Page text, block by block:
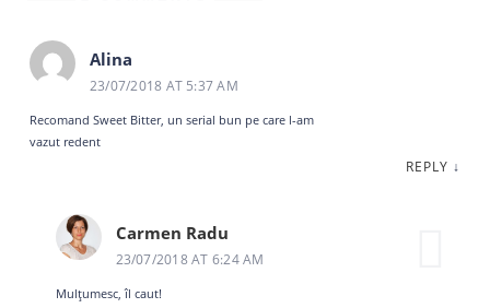
Alina
23/07/2018 AT 5:37 AM
Recomand Sweet Bitter, un serial bun pe care l-am
vazut redent
REPLY ↓
Carmen Radu
23/07/2018 AT 6:24 AM
Mulțumesc, îl caut!